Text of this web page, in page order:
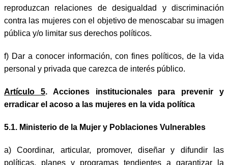
reproduzcan relaciones de desigualdad y discriminación
contra las mujeres con el objetivo de menoscabar su imagen
pública y/o limitar sus derechos políticos.
f) Dar a conocer información, con fines políticos, de la vida
personal y privada que carezca de interés público.
Artículo 5. Acciones institucionales para prevenir y
erradicar el acoso a las mujeres en la vida política
5.1. Ministerio de la Mujer y Poblaciones Vulnerables
a) Coordinar, articular, promover, diseñar y difundir las
políticas, planes y programas tendientes a garantizar la